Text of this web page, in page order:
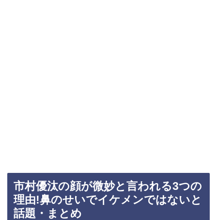
市村優汰の顔が微妙と言われる3つの
理由!鼻のせいでイケメンではないと
話題・まとめ